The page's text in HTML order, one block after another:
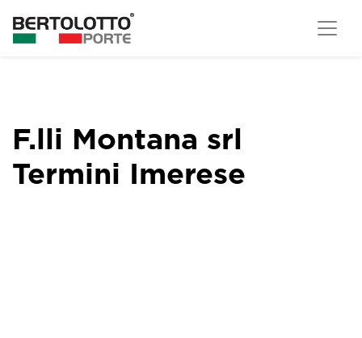
F.lli Montana srl
Termini Imerese